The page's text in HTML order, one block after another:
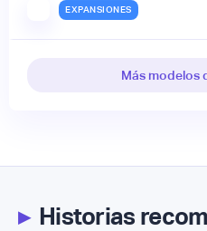
EXPANSIONES
Más modelos
▸Historias